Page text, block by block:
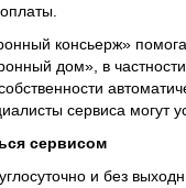
консьерж»
дом», в
сервиса могут
сервисом
и без